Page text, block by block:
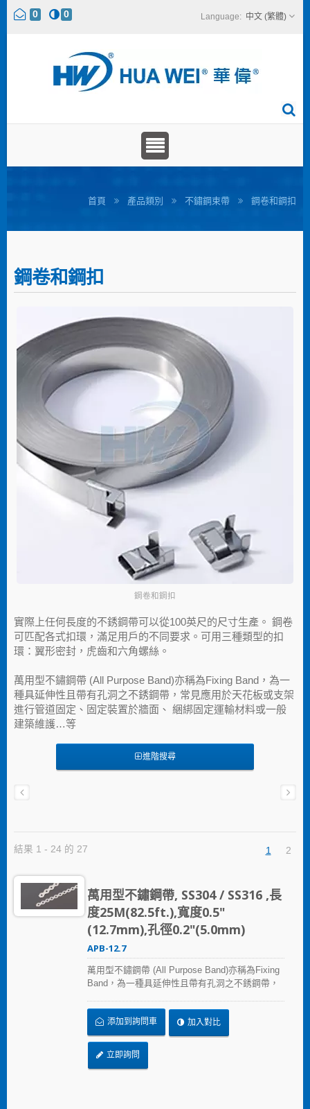
0 0 中文 (繁體)
首頁 產品類別 不鏽鋼束帶 鋼卷和鋼扣
鋼卷和鋼扣
鋼卷和鋼扣
實際上任何長度的不銹鋼帶可以從100英尺的尺寸生產。 鋼卷
可匹配各式扣環，滿足用戶的不同要求。可用三種類型的扣
環：翼形密封，虎齒和六角螺絲。
萬用型不鏽鋼帶 (All Purpose Band)亦稱為Fixing Band，為一
種具延伸性且帶有孔洞之不銹鋼帶，常見應用於天花板或支架
進行管道固定、固定裝置於牆面、 綑綁固定運輸材料或一般
建築維護…等
進階搜尋
結果 1 - 24 的 27 1 2
萬用型不鏽鋼帶, SS304 / SS316 ,長
度25M(82.5ft.),寬度0.5"
(12.7mm),孔徑0.2"(5.0mm)
APB-12.7
萬用型不鏽鋼帶 (All Purpose Band)亦稱為Fixing
Band，為一種具延伸性且帶有孔洞之不銹鋼帶，
置於牆面、 綑綁固定運輸材料或一般建築維護…
等
添加到詢問車 加入對比
立即詢問